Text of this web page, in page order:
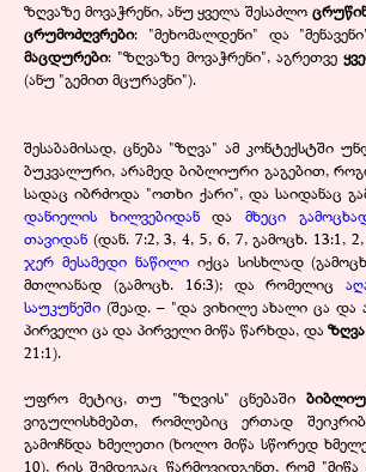
ზღვაზე მოვაჭრენი, ანუ ყველა შესაძლო
ცრუმოძღვრები: "მეხომალდენი" და
მაცდურები: "ზღვაზე მოვაჭრენი", აგრეთვე
(ანუ "გემით მცურავნი").
შესაბამისად, ცნება "ზღვა" ამ კონტექსტში
ბუკვალური, არამედ ბიბლიური გაგებით,
სადაც იბრძოდა "ოთხი ქარი", და საიდანაც
დანიელის ხილვებიდან და მხეცი
თავიდან (დან. 7:2, 3, 4, 5, 6, 7, გამოცხ. 13:1,
ჯერ მესამედი ნაწილი იქცა სისხლად
მთლიანად (გამოცხ. 16:3); და რომელიც
საუკუნეში (შეად. – "და ვიხილე ახალი ცა და
პირველი ცა და პირველი მიწა წარხდა, და
21:1).
უფრო მეტიც, თუ "ზღვის" ცნებაში
ვიგულისხმებთ, რომლებიც ერთად
გამოჩნდა ხმელეთი (ხოლო მიწა სწორედ
10), რის შემდეგაც წარმოვიდგენთ, რომ